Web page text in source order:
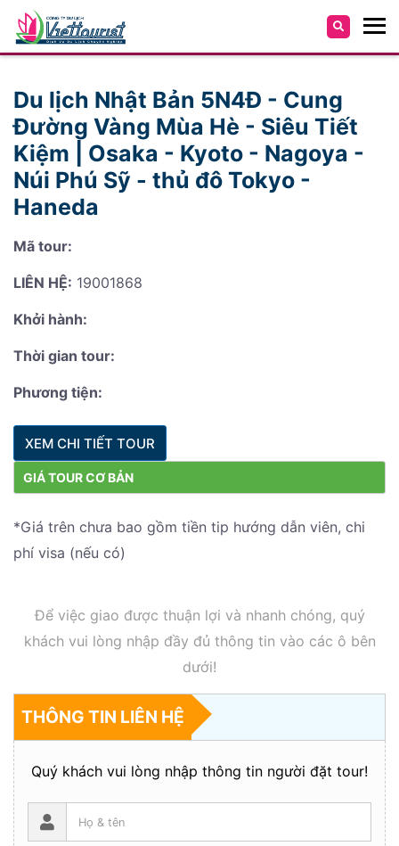
Du lịch Nhật Bản 5N4Đ - Cung
Đường Vàng Mùa Hè - Siêu Tiết
Kiệm | Osaka - Kyoto - Nagoya -
Núi Phú Sỹ - thủ đô Tokyo -
Haneda
Mã tour:
LIÊN HỆ: 19001868
Khởi hành:
Thời gian tour:
Phương tiện:
XEM CHI TIẾT TOUR
GIÁ TOUR CƠ BẢN
*Giá trên chưa bao gồm tiền tip hướng dẫn viên, chi
phí visa (nếu có)
Để việc giao được thuận lợi và nhanh chóng, quý
khách vui lòng nhập đầy đủ thông tin vào các ô bên
dưới!
THÔNG TIN LIÊN HỆ
Quý khách vui lòng nhập thông tin người đặt tour!